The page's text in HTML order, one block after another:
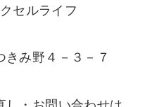
セルライフ
きみ野４－３－７